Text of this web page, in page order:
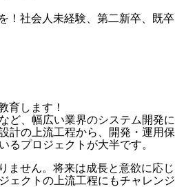
！社会人未経験、第二新卒、既卒
育します！
ど、幅広い業界のシステム開発に
計の上流工程から、開発・運用保
るプロジェクトが大半です。
ません。将来は成長と意欲に応じ
ェクトの上流工程にもチャレンジ